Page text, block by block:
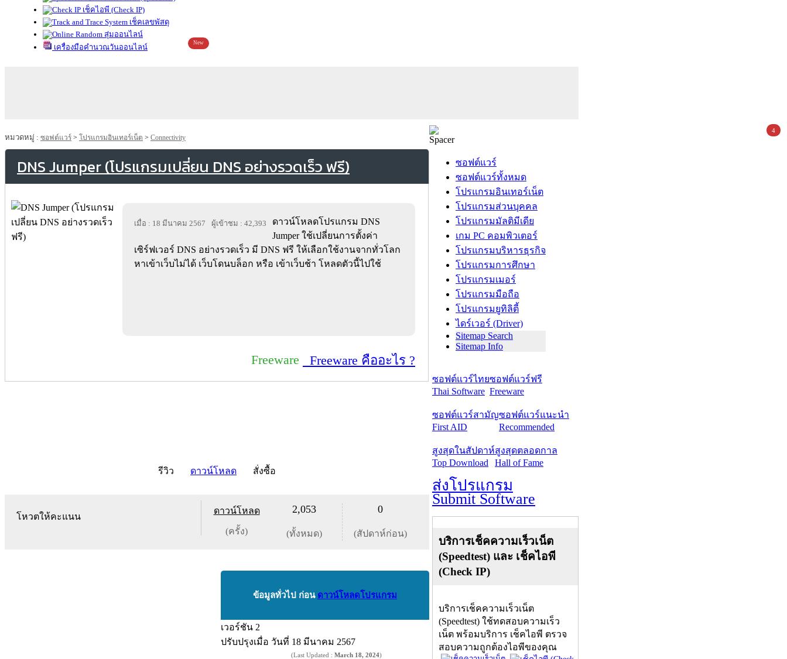
เช็คไอพี (Check IP)
เช็คเลขพัสดุ
สุ่มออนไลน์
เครื่องมือคำนวณวันออนไลน์
New
หมวดหมู่ : ซอฟต์แวร์ > โปรแกรมอินเทอร์เน็ต > Connectivity
DNS Jumper (โปรแกรมเปลี่ยน DNS อย่างรวดเร็ว ฟรี)
เมื่อ : 18 มีนาคม 2567 ผู้เข้าชม : 42,393
ดาวน์โหลดโปรแกรม DNS
Jumper ใช้เปลี่ยนการตั้งค่า
เซิร์ฟเวอร์ DNS อย่างรวดเร็ว มี DNS ฟรี ให้เลือกใช้งานจากทั่วโลก
หาเข้าเว็บไม่ได้ เว็บโดนบล็อก หรือ เข้าเว็บช้า โหลดตัวนี้ไปใช้
Freeware Freeware คืออะไร ?
รีวิว ดาวน์โหลด สั่งซื้อ
โหวตให้คะแนน
ดาวน์โหลด
(ครั้ง)
2,053
(ทั้งหมด)
0
(สัปดาห์ก่อน)
ข้อมูลทั่วไป ก่อน ดาวน์โหลดโปรแกรม
เวอร์ชัน 2
ปรับปรุงเมื่อ วันที่ 18 มีนาคม 2567
(Last Updated : March 18, 2024)
ซอฟต์แวร์
ซอฟต์แวร์ทั้งหมด
โปรแกรมอินเทอร์เน็ต
โปรแกรมส่วนบุคคล
โปรแกรมมัลติมีเดีย
เกม PC คอมพิวเตอร์
โปรแกรมบริหารธุรกิจ
โปรแกรมการศึกษา
โปรแกรมเมอร์
โปรแกรมมือถือ
โปรแกรมยูทิลิตี้
ไดร์เวอร์ (Driver)
Sitemap Search
Sitemap Info
ซอฟต์แวร์ไทย
Thai Software
ซอฟต์แวร์ฟรี
Freeware
ซอฟต์แวร์สามัญ
First AID
ซอฟต์แวร์แนะนำ
Recommended
สูงสุดในสัปดาห์
Top Download
สูงสุดตลอดกาล
Hall of Fame
ส่งโปรแกรม
Submit Software
บริการเช็คความเร็วเน็ต
(Speedtest) และ เช็คไอพี
(Check IP)
บริการเช็คความเร็วเน็ต
(Speedtest) ใช้ทดสอบความเร็ว
เน็ต พร้อมบริการ เช็คไอพี ตรวจ
สอบความถูกต้องไอพีของคุณ
4